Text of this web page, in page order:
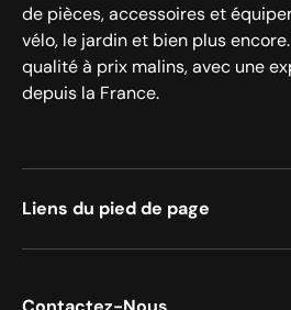
de pièces, accessoires et
vélo, le jardin et bien plus
qualité à prix malins, avec une
depuis la France.
Liens du pied de page